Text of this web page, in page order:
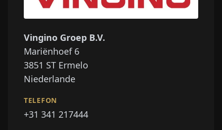
Vingino Groep B.V.
Mariënhoef 6
3851 ST Ermelo
Niederlande
TELEFON
+31 341 217444